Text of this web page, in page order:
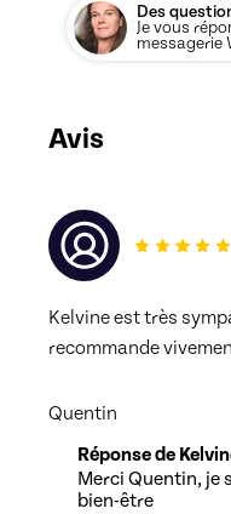
Des
Je vous
messagerie
Avis
Kelvine est très
recommande
Quentin
Réponse de
Merci Quentin, je
bien-être